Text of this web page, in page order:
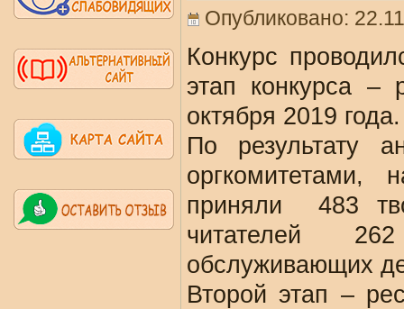
Опубликовано:
Конкурс
этап конкурса
октября 2019 года.
По результату
оргкомитетами,
приняли 483
читателей 262
обслуживающих
Второй этап –